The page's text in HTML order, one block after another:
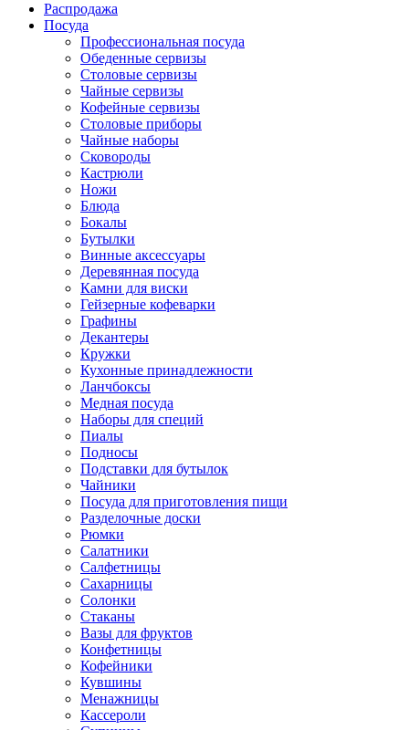
Распродажа
Посуда
Профессиональная посуда
Обеденные сервизы
Столовые сервизы
Чайные сервизы
Кофейные сервизы
Столовые приборы
Чайные наборы
Сковороды
Кастрюли
Ножи
Блюда
Бокалы
Бутылки
Винные аксессуары
Деревянная посуда
Камни для виски
Гейзерные кофеварки
Графины
Декантеры
Кружки
Кухонные принадлежности
Ланчбоксы
Медная посуда
Наборы для специй
Пиалы
Подносы
Подставки для бутылок
Чайники
Посуда для приготовления пищи
Разделочные доски
Рюмки
Салатники
Салфетницы
Сахарницы
Солонки
Стаканы
Вазы для фруктов
Конфетницы
Кофейники
Кувшины
Менажницы
Кассероли